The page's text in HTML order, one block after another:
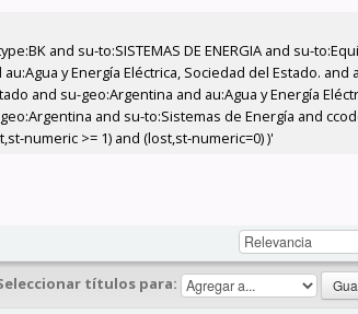
and su-to:SISTEMAS DE ENERGIA and su-
y Energía Eléctrica, Sociedad del Estado. and
and su-geo:Argentina and au:Agua y Energía
and su-to:Sistemas de Energía and
numeric >= 1) and (lost,st-numeric=0) )'
títulos para: